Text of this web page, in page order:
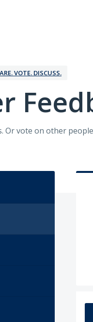
VOTE. DISCUSS.
Or vote on other